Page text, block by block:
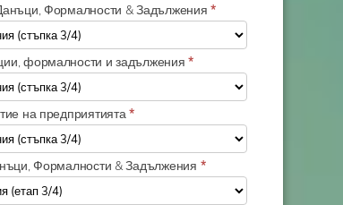
Формалности & Задължения*
формалности и задължения*
на предприятията*
Формалности & Задължения *